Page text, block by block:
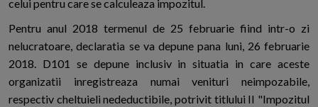
celui pentru care se calculeaza impozitul.
Pentru anul 2018 termenul de 25 februarie fiind intr-o zi
nelucratoare, declaratia se va depune pana luni, 26 februarie
2018. D101 se depune inclusiv in situatia in care aceste
organizatii inregistreaza numai venituri neimpozabile,
respectiv cheltuieli nedeductibile, potrivit titlului II "Impozitul